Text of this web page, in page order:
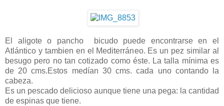
El aligote o pancho bicudo puede encontrarse en el
Atlántico y tambien en el Mediterráneo. Es un pez similar al
besugo pero no tan cotizado como éste. La talla mínima es
de 20 cms.Estos medían 30 cms. cada uno contando la
cabeza.
Es un pescado delicioso aunque tiene una pega: la cantidad
de espinas que tiene.